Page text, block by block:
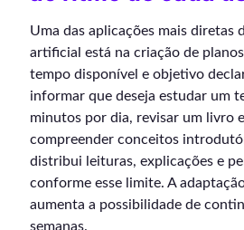
Uma das aplicações mais diretas
artificial está na criação de
tempo disponível e objetivo
informar que deseja estudar um
minutos por dia, revisar um livro
compreender conceitos
distribui leituras, explicações e
conforme esse limite. A
aumenta a possibilidade de
semanas.